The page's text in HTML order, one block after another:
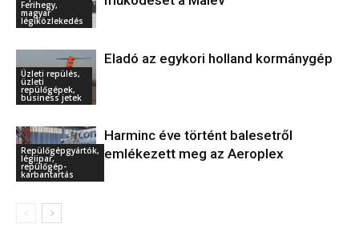
Ferihegy,
magyar
légiközlekedés
Üzleti repülés,
üzleti
repülőgépek,
business jetek
Eladó az egykori holland kormánygép
Repülőgépgyártók,
légiipar,
repülőgép-
karbantartás
Harminc éve történt balesetről
emlékezett meg az Aeroplex